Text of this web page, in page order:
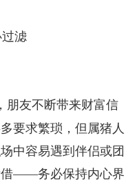
滤
朋友不断带来财富信
要求繁琐，但属猪人
中容易遇到伴侣或团
借——务必保持内心界